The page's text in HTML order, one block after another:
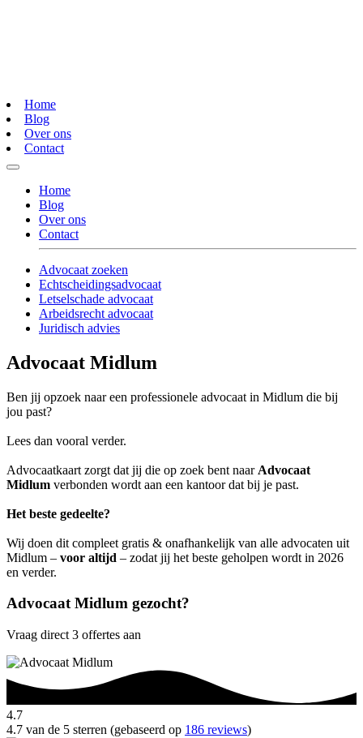
Home
Blog
Over ons
Contact
Home
Blog
Over ons
Contact
Advocaat zoeken
Echtscheidingsadvocaat
Letselschade advocaat
Arbeidsrecht advocaat
Juridisch advies
Advocaat Midlum
Ben jij opzoek naar een professionele advocaat in Midlum die bij
jou past?
Lees dan vooral verder.
Advocaatkaart zorgt dat jij die op zoek bent naar Advocaat
Midlum verbonden wordt aan een kantoor dat bij je past.
Het beste gedeelte?
Wij doen dit compleet gratis & onafhankelijk van alle advocaten uit
Midlum – voor altijd – zodat jij het beste geholpen wordt in 2026
en verder.
Advocaat Midlum gezocht?
Vraag direct 3 offertes aan
4.7
4.7 van de 5 sterren (gebaseerd op 186 reviews)